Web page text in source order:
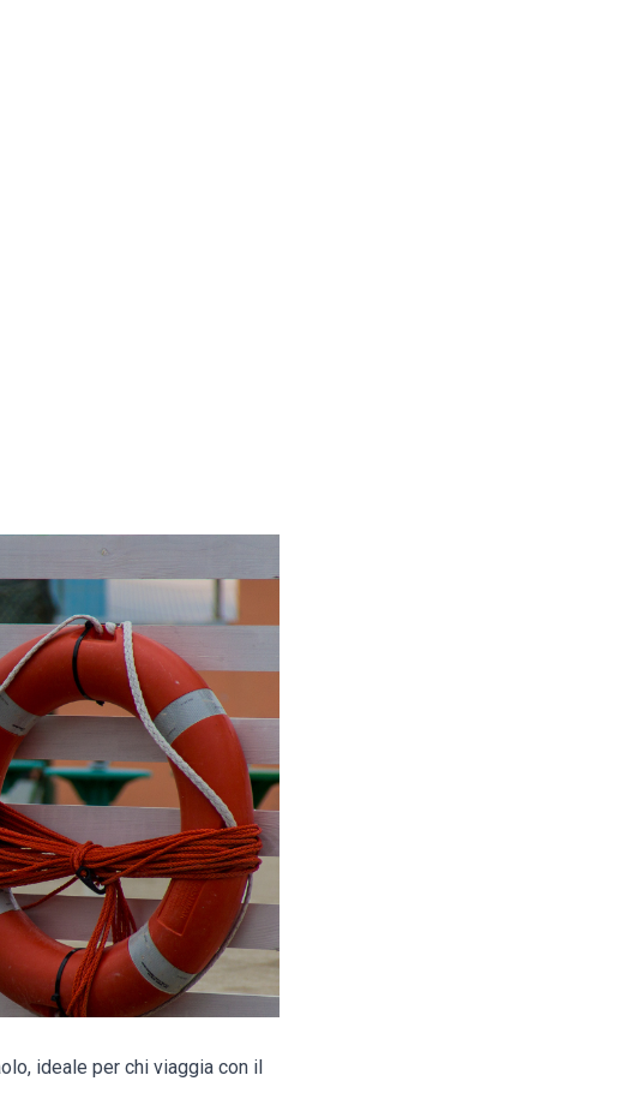
ideale per chi viaggia con il